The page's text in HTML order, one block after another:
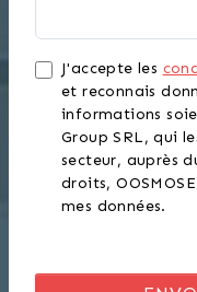
J'accepte les
et reconnais
informations
Group SRL, qui
secteur, auprès
droits,
mes données.